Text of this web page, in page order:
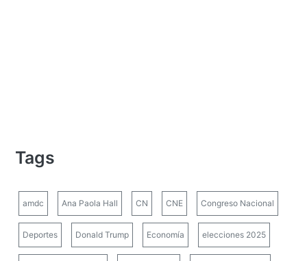
Tags
amdc Ana Paola Hall CN CNE Congreso Nacional
Deportes Donald Trump Economía elecciones 2025